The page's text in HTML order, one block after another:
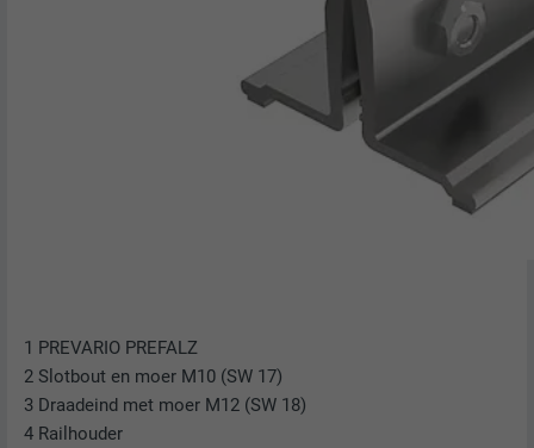
1 PREVARIO PREFALZ
2 Slotbout en moer M10 (SW 17)
3 Draadeind met moer M12 (SW 18)
4 Railhouder